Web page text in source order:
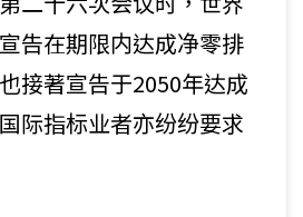
告在期限内达成净零排
接著宣告于2050年达成
际指标业者亦纷纷要求